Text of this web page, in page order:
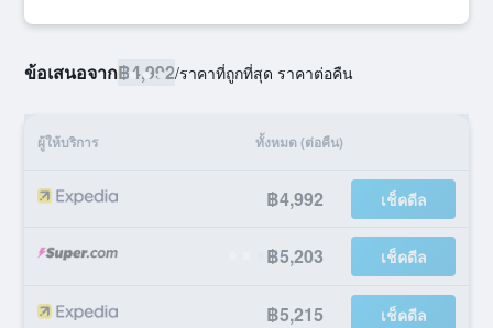
ข้อเสนอจาก฿4,992/ราคาที่ถูกที่สุด ราคาต่อคืน
ผู้ให้บริการ ทั้งหมด (ต่อคืน)
฿4,992 เช็คดีล
฿5,203 เช็คดีล
฿5,215 เช็คดีล